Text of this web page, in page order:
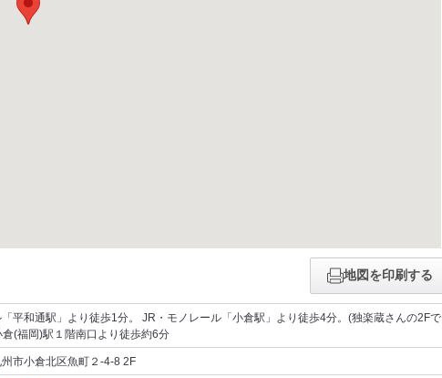
地図を印刷する
平和通駅」より徒歩1分。 JR・モノレール「小倉駅」より徒歩4分。(独楽蔵さんの2Fで
倉(福岡)駅１階南口より徒歩約6分
市小倉北区魚町２-4-8 2F